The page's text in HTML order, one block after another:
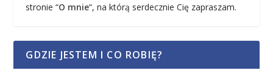
stronie “O mnie“, na którą serdecznie Cię zapraszam.
GDZIE JESTEM I CO ROBIĘ?